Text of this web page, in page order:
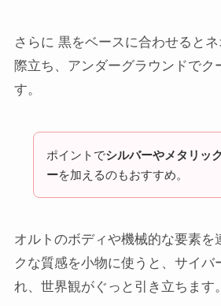
さらに 黒をベースに合わせると
際立ち、アンダーグラウンドでク
す。
ポイントでシルバーやメタリッ
ーを加えるのもおすすめ。
オルトのボディや機械的な要素を
クな質感を小物に使うと、サイバ
れ、世界観がぐっと引き立ちます。